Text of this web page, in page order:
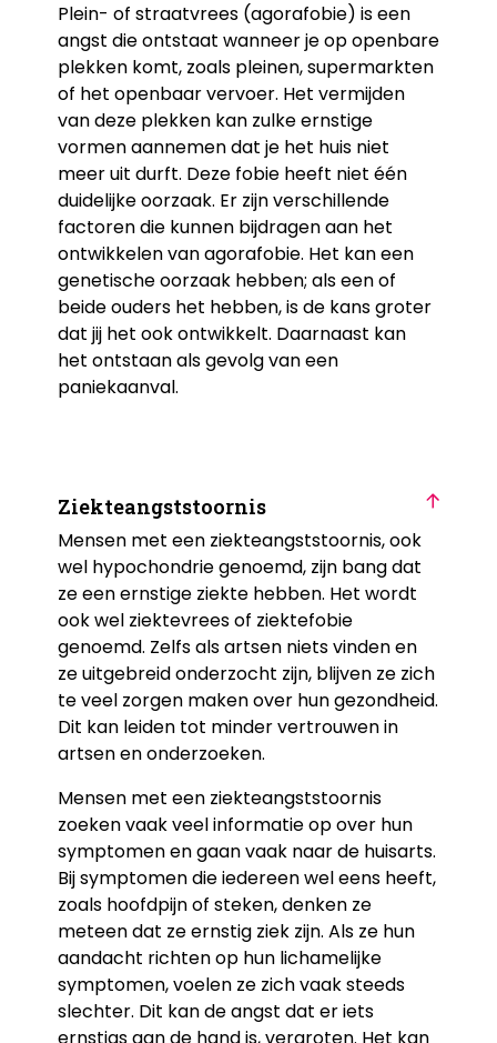
Plein- of straatvrees (agorafobie) is een
angst die ontstaat wanneer je op openbare
plekken komt, zoals pleinen, supermarkten
of het openbaar vervoer. Het vermijden
van deze plekken kan zulke ernstige
vormen aannemen dat je het huis niet
meer uit durft. Deze fobie heeft niet één
duidelijke oorzaak. Er zijn verschillende
factoren die kunnen bijdragen aan het
ontwikkelen van agorafobie. Het kan een
genetische oorzaak hebben; als een of
beide ouders het hebben, is de kans groter
dat jij het ook ontwikkelt. Daarnaast kan
het ontstaan als gevolg van een
paniekaanval.
Ziekteangststoornis
Mensen met een ziekteangststoornis, ook
wel hypochondrie genoemd, zijn bang dat
ze een ernstige ziekte hebben. Het wordt
ook wel ziektevrees of ziektefobie
genoemd. Zelfs als artsen niets vinden en
ze uitgebreid onderzocht zijn, blijven ze zich
te veel zorgen maken over hun gezondheid.
Dit kan leiden tot minder vertrouwen in
artsen en onderzoeken.
Mensen met een ziekteangststoornis
zoeken vaak veel informatie op over hun
symptomen en gaan vaak naar de huisarts.
Bij symptomen die iedereen wel eens heeft,
zoals hoofdpijn of steken, denken ze
meteen dat ze ernstig ziek zijn. Als ze hun
aandacht richten op hun lichamelijke
symptomen, voelen ze zich vaak steeds
slechter. Dit kan de angst dat er iets